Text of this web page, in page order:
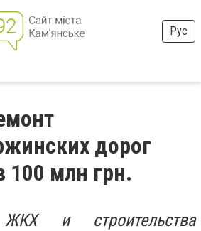
Рус
дорог
100 млн грн.
ЖКХ и строительства